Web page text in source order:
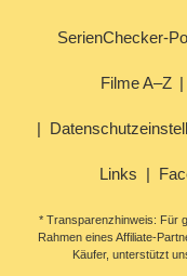
SerienChecker-
Filme A–Z
Links
* Transparenzhinweis: Für
Rahmen eines Affiliate-
Käufer, unterstützt